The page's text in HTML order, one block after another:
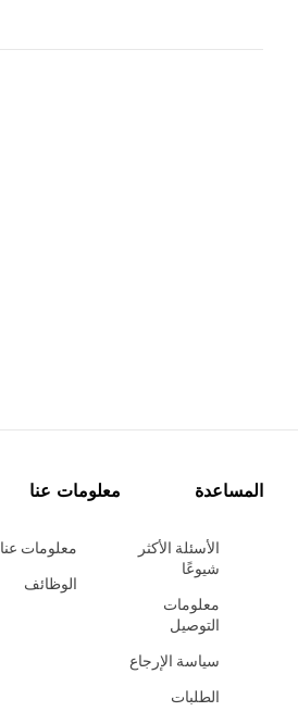
المساعدة
الأسئلة الأكثر
شيوعًا
معلومات
التوصيل
سياسة الإرجاع
الطلبات
معلومات عنا
معلومات عنا
الوظائف